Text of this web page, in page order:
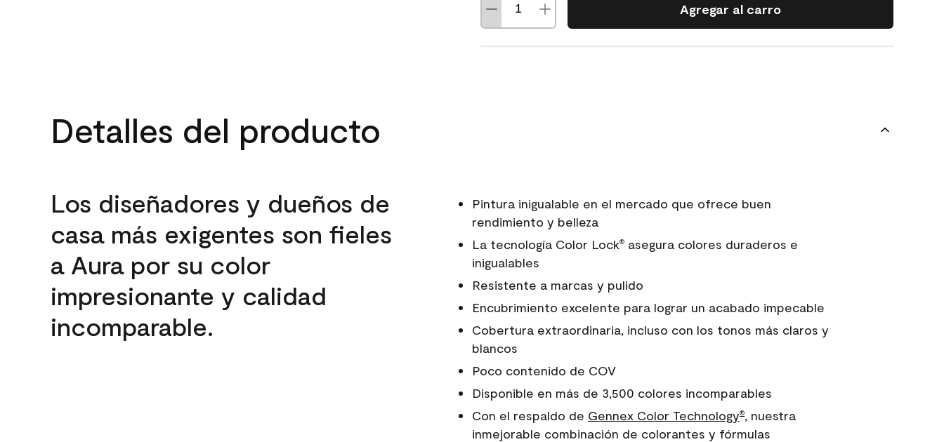
Agregar al carro
Detalles del producto
Los diseñadores y dueños de
casa más exigentes son fieles
a Aura por su color
impresionante y calidad
incomparable.
Pintura inigualable en el mercado que ofrece buen
rendimiento y belleza
La tecnología Color Lock®asegura colores duraderos e
inigualables
Resistente a marcas y pulido
Encubrimiento excelente para lograr un acabado impecable
Cobertura extraordinaria, incluso con los tonos más claros y
blancos
Poco contenido de COV
Disponible en más de 3,500 colores incomparables
Con el respaldo de Gennex Color Technology®, nuestra
inmejorable combinación de colorantes y fórmulas